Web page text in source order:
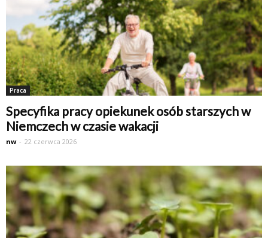
Praca
Specyfika pracy opiekunek osób starszych w
Niemczech w czasie wakacji
nw - 22 czerwca 2026